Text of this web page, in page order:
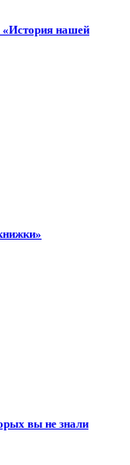
«История нашей
вы не знали